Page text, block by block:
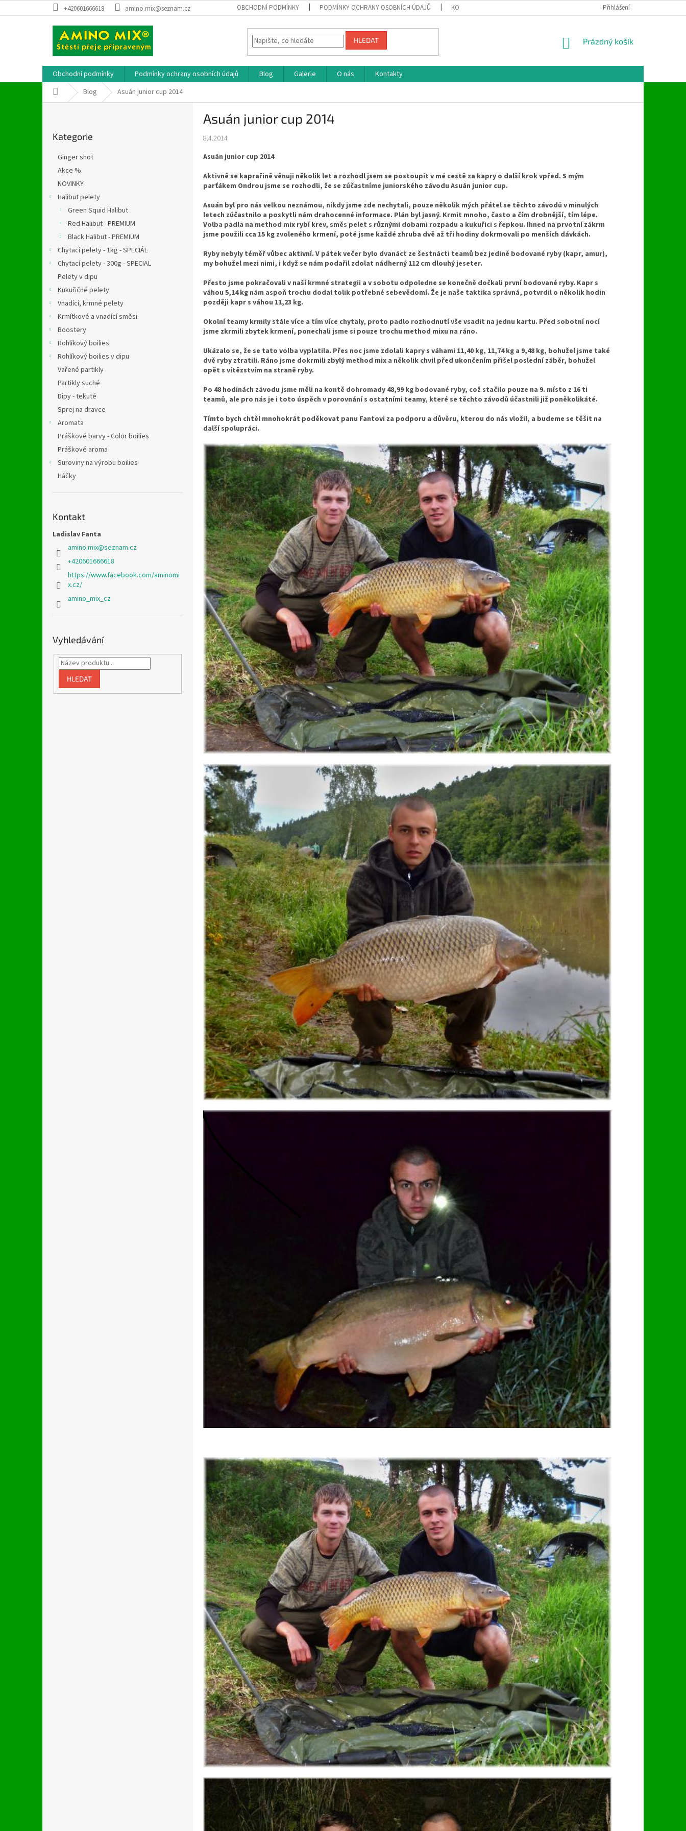
na
+420601666618 amino.mix@seznam.cz OBCHODNÍ PODMÍNKY PODMÍNKY OCHRANY OSOBNÍCH ÚDAJŮ KONTAKTY Přihlášení
HLEDAT
NÁKUPNÍ
Prázdný košík
Obchodní podmínky Podmínky ochrany osobních údajů Blog Galerie O nás
Kontakty
Domů Blog Asuán junior cup 2014
kategorie
Kategorie
Ginger shot
Akce %
NOVINKY
Halibut pelety
Green Squid Halibut
Red Halibut - PREMIUM
Black Halibut - PREMIUM
Chytací pelety - 1kg - SPECIÁL
Chytací pelety - 300g - SPECIAL
Pelety v dipu
Kukuřičné pelety
Vnadící, krmné pelety
Krmítkové a vnadící směsi
Boostery
Rohlíkový boilies
Rohlíkový boilies v dipu
Vařené partikly
Partikly suché
Dipy - tekuté
Sprej na dravce
Aromata
Práškové barvy - Color boilies
Práškové aroma
Suroviny na výrobu boilies
Háčky
Kontakt
Ladislav Fanta
amino.mix@seznam.cz
+420601666618
https://www.facebook.com/aminomi
x.cz/
amino_mix_cz
Vyhledávání
HLEDAT
Asuán junior cup 2014
8.4.2014
Asuán junior cup 2014
Aktivně se kaprařině věnuji několik let a rozhodl jsem se postoupit v mé cestě za kapry o další krok vpřed. S mým
parťákem Ondrou jsme se rozhodli, že se zúčastníme juniorského závodu Asuán junior cup.
Asuán byl pro nás velkou neznámou, nikdy jsme zde nechytali, pouze několik mých přátel se těchto závodů v minulých
letech zúčastnilo a poskytli nám drahocenné informace. Plán byl jasný. Krmit mnoho, často a čím drobnější, tím lépe.
Volba padla na method mix rybí krev, směs pelet s různými dobami rozpadu a kukuřici s řepkou. Ihned na prvotní zákrm
jsme použili cca 15 kg zvoleného krmení, poté jsme každé zhruba dvě až tři hodiny dokrmovali po menších dávkách.
Ryby nebyly téměř vůbec aktivní. V pátek večer bylo dvanáct ze šestnácti teamů bez jediné bodované ryby (kapr, amur),
my bohužel mezi nimi, i když se nám podařil zdolat nádherný 112 cm dlouhý jeseter.
Přesto jsme pokračovali v naší krmné strategii a v sobotu odpoledne se konečně dočkali první bodované ryby. Kapr s
váhou 5,14 kg nám aspoň trochu dodal tolik potřebné sebevědomí. Že je naše taktika správná, potvrdil o několik hodin
později kapr s váhou 11,23 kg.
Okolní teamy krmily stále více a tím více chytaly, proto padlo rozhodnutí vše vsadit na jednu kartu. Před sobotní nocí
jsme zkrmili zbytek krmení, ponechali jsme si pouze trochu method mixu na ráno.
Ukázalo se, že se tato volba vyplatila. Přes noc jsme zdolali kapry s váhami 11,40 kg, 11,74 kg a 9,48 kg, bohužel jsme také
dvě ryby ztratili. Ráno jsme dokrmili zbylý method mix a několik chvil před ukončením přišel poslední záběr, bohužel
opět s vítězstvím na straně ryby.
Po 48 hodinách závodu jsme měli na kontě dohromady 48,99 kg bodované ryby, což stačilo pouze na 9. místo z 16 ti
teamů, ale pro nás je i toto úspěch v porovnání s ostatními teamy, které se těchto závodů účastnili již poněkolikáté.
Tímto bych chtěl mnohokrát poděkovat panu Fantovi za podporu a důvěru, kterou do nás vložil, a budeme se těšit na
další spolupráci.